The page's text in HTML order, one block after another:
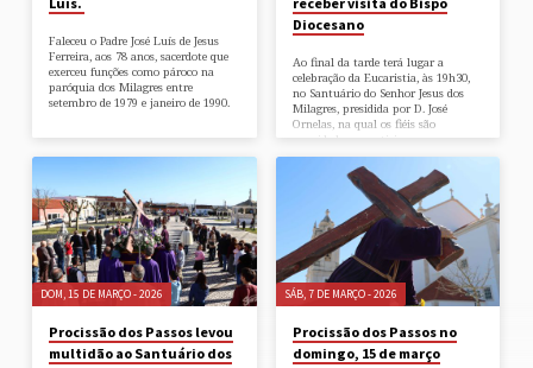
Faleceu o Padre José Luís de Jesus
Ferreira, aos 78 anos, sacerdote que
exerceu funções como pároco na
paróquia dos Milagres entre
setembro de 1979 e janeiro de 1990.
Diocesano
Ao final da tarde terá lugar a
celebração da Eucaristia, às 19h30,
no Santuário do Senhor Jesus dos
Milagres, presidida por D. José
Ornelas, na qual os fiéis são
convidados a participar.
DOM, 15 DE MARÇO - 2026
Procissão dos Passos levou
multidão ao Santuário dos
SÁB, 7 DE MARÇO - 2026
Procissão dos Passos no
domingo, 15 de março